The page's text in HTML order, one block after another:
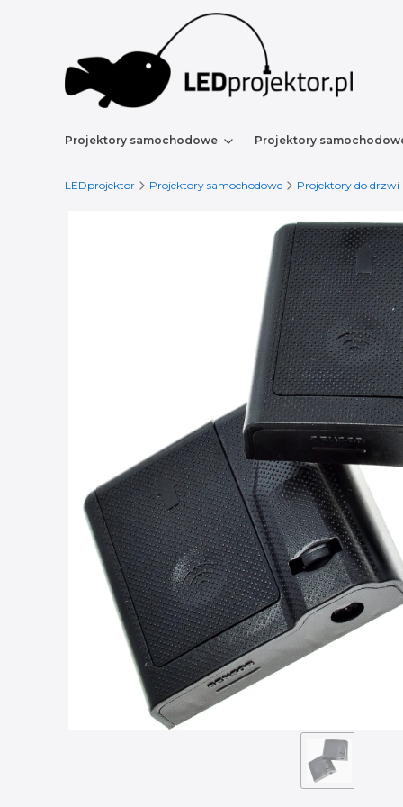
Projektory samochodowe Projektory
LEDprojektor Projektory samochodowe Projektory do drzwi